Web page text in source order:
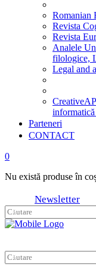
Romanian
Revista
Revista
Analele
filologice,
Legal and
Parteneri
CONTACT
0
Nu există produse în
Newsletter